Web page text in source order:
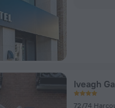
Iveagh
72/74